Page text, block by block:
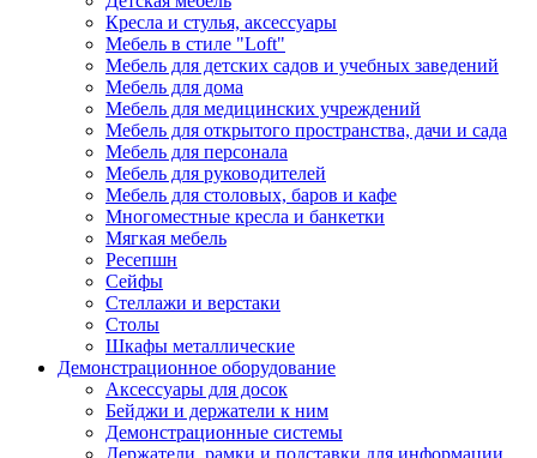
Кресла и стулья, аксессуары
Мебель в стиле "Loft"
Мебель для детских садов и учебных заведений
Мебель для дома
Мебель для медицинских учреждений
Мебель для открытого пространства, дачи и сада
Мебель для персонала
Мебель для руководителей
Мебель для столовых, баров и кафе
Многоместные кресла и банкетки
Мягкая мебель
Ресепшн
Сейфы
Стеллажи и верстаки
Столы
Шкафы металлические
Демонстрационное оборудование
Аксессуары для досок
Бейджи и держатели к ним
Демонстрационные системы
Держатели, рамки и подставки для информации,